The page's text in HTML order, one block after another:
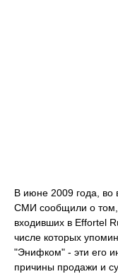
В июне 2009 года, во
СМИ сообщили о том,
входивших в Effortel
числе которых
"Энифком" - эти его
причины продажи и